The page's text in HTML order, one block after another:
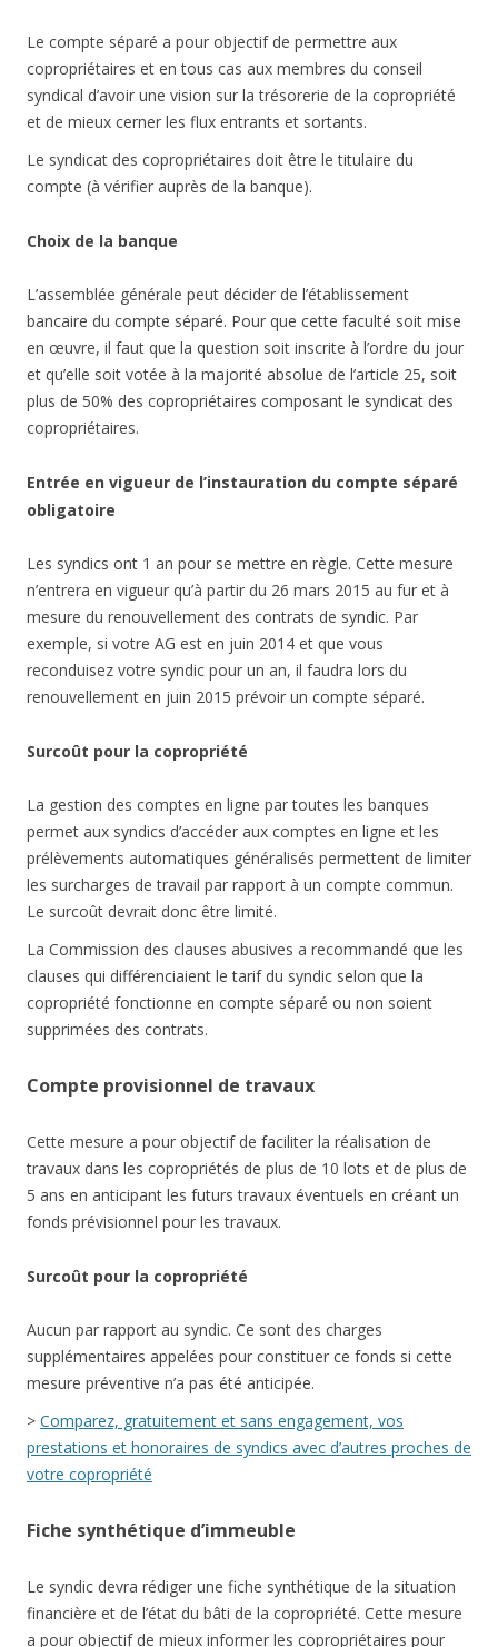
Le compte séparé a pour objectif de permettre aux
copropriétaires et en tous cas aux membres du conseil
syndical d’avoir une vision sur la trésorerie de la copropriété
et de mieux cerner les flux entrants et sortants.
Le syndicat des copropriétaires doit être le titulaire du
compte (à vérifier auprès de la banque).
Choix de la banque
L’assemblée générale peut décider de l’établissement
bancaire du compte séparé. Pour que cette faculté soit mise
en œuvre, il faut que la question soit inscrite à l’ordre du jour
et qu’elle soit votée à la majorité absolue de l’article 25, soit
plus de 50% des copropriétaires composant le syndicat des
copropriétaires.
Entrée en vigueur de l’instauration du compte séparé
obligatoire
Les syndics ont 1 an pour se mettre en règle. Cette mesure
n’entrera en vigueur qu’à partir du 26 mars 2015 au fur et à
mesure du renouvellement des contrats de syndic. Par
exemple, si votre AG est en juin 2014 et que vous
reconduisez votre syndic pour un an, il faudra lors du
renouvellement en juin 2015 prévoir un compte séparé.
Surcoût pour la copropriété
La gestion des comptes en ligne par toutes les banques
permet aux syndics d’accéder aux comptes en ligne et les
prélèvements automatiques généralisés permettent de limiter
les surcharges de travail par rapport à un compte commun.
Le surcoût devrait donc être limité.
La Commission des clauses abusives a recommandé que les
clauses qui différenciaient le tarif du syndic selon que la
copropriété fonctionne en compte séparé ou non soient
supprimées des contrats.
Compte provisionnel de travaux
Cette mesure a pour objectif de faciliter la réalisation de
travaux dans les copropriétés de plus de 10 lots et de plus de
5 ans en anticipant les futurs travaux éventuels en créant un
fonds prévisionnel pour les travaux.
Surcoût pour la copropriété
Aucun par rapport au syndic. Ce sont des charges
supplémentaires appelées pour constituer ce fonds si cette
mesure préventive n’a pas été anticipée.
> Comparez, gratuitement et sans engagement, vos
prestations et honoraires de syndics avec d’autres proches de
votre copropriété
Fiche synthétique d’immeuble
Le syndic devra rédiger une fiche synthétique de la situation
financière et de l’état du bâti de la copropriété. Cette mesure
a pour objectif de mieux informer les copropriétaires pour